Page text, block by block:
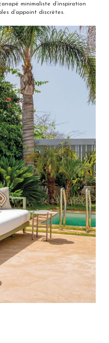
minimaliste d’inspiration
d’appoint discrètes.